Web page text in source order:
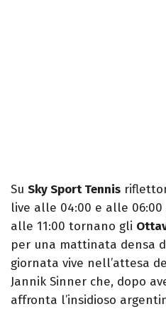
Su Sky Sport Tennis
live alle 04:00 e alle 06:00
alle 11:00 tornano gli
per una mattinata densa
giornata vive nell’attesa
Jannik Sinner che, dopo
affronta l’insidioso